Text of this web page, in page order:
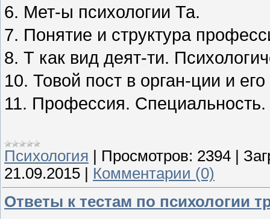
6. Мет-ы психологии Та.
7. Понятие и структура
8. Т как вид деят-ти.
10. Товой пост в орган-ции и
11. Профессия.
Психология Просмотров: 2394
21.09.2015
Комментарии (0)
Ответы к тестам по психологии